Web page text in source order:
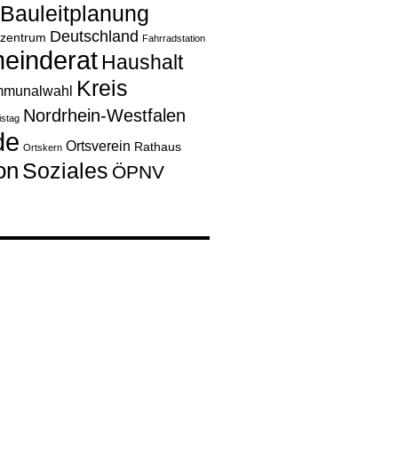
Bauleitplanung
Deutschland Fahrradstation
Haushalt
Kreis
Nordrhein-Westfalen
Ortskern Ortsverein Rathaus
Soziales ÖPNV